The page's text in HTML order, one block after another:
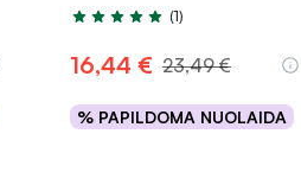
Įvertinimas 5.0 iš 5
(1)
16,44 € 23,49 €
% PAPILDOMA NUOLAIDA
Į krepšelį